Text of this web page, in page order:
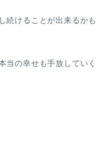
続けることが出来るかも
当の幸せも手放していく